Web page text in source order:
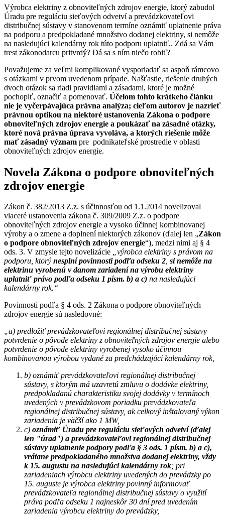
Výrobca elektriny z obnoviteľných zdrojov energie, ktorý zabudol
Úradu pre reguláciu sieťových odvetví a prevádzkovateľovi
distribučnej sústavy v stanovenom termíne oznámiť uplatnenie práva
na podporu a predpokladané množstvo dodanej elektriny, si nemôže
na nasledujúci kalendárny rok túto podporu uplatniť.. Zdá sa Vám
trest zákonodarcu pritvrdý? Dá sa s ním niečo robiť?
Považujeme za veľmi komplikované vysporiadať sa aspoň rámcovo
s otázkami v prvom uvedenom prípade. Našťastie, riešenie druhých
dvoch otázok sa riadi pravidlami a zásadami, ktoré je možné
pochopiť, označiť a pomenovať. Účelom tohto krátkeho článku
nie je vyčerpávajúca právna analýza; cieľom autorov je nazrieť
právnou optikou na niektoré ustanovenia Zákona o podpore
obnoviteľných zdrojov energie a poukázať na zásadné otázky,
ktoré nová právna úprava vyvoláva, a ktorých riešenie môže
mať zásadný význam pre podnikateľské prostredie v oblasti
obnoviteľných zdrojov energie.
Novela Zákona o podpore obnoviteľných
zdrojov energie
Zákon č. 382/2013 Z.z. s účinnosťou od 1.1.2014 novelizoval
viaceré ustanovenia zákona č. 309/2009 Z.z. o podpore
obnoviteľných zdrojov energie a vysoko účinnej kombinovanej
výroby a o zmene a doplnení niektorých zákonov (ďalej len „Zákon
o podpore obnoviteľných zdrojov energie“), medzi nimi aj § 4
ods. 3. V zmysle tejto novelizácie „výrobca elektriny s právom na
podporu, ktorý nesplní povinnosti podľa odseku 2, si nemôže na
elektrinu vyrobenú v danom zariadení na výrobu elektriny
uplatniť právo podľa odseku 1 písm. b) a c) na nasledujúci
kalendárny rok.“
Povinnosti podľa § 4 ods. 2 Zákona o podpore obnoviteľných
zdrojov energie sú nasledovné:
„a) predložiť prevádzkovateľovi regionálnej distribučnej sústavy
potvrdenie o pôvode elektriny z obnoviteľných zdrojov energie alebo
potvrdenie o pôvode elektriny vyrobenej vysoko účinnou
kombinovanou výrobou vydané za predchádzajúci kalendárny rok,
b) oznámiť prevádzkovateľovi regionálnej distribučnej
sústavy, s ktorým má uzavretú zmluvu o dodávke elektriny,
predpokladanú charakteristiku svojej dodávky v termínoch
uvedených v prevádzkovom poriadku prevádzkovateľa
regionálnej distribučnej sústavy, ak celkový inštalovaný výkon
zariadenia je väčší ako 1 MW,
c) oznámiť Úradu pre reguláciu sieťových odvetví (ďalej
len "úrad") a prevádzkovateľovi regionálnej distribučnej
sústavy uplatnenie podpory podľa § 3 ods. 1 písm. b) a c),
vrátane predpokladaného množstva dodanej elektriny, vždy
k 15. augustu na nasledujúci kalendárny rok; pri
zariadeniach výrobcu elektriny uvedených do prevádzky po
15. auguste je výrobca elektriny povinný informovať
prevádzkovateľa regionálnej distribučnej sústavy o využití
práva podľa odseku 1 najneskôr 30 dní pred uvedením
zariadenia výrobcu elektriny do prevádzky,